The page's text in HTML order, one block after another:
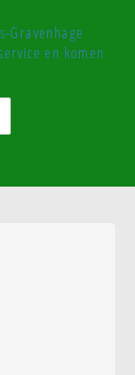
Gravenhage
en komen